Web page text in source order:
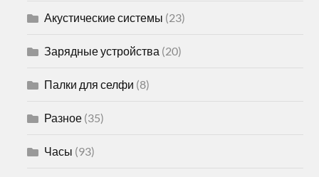
Акустические системы (23)
Зарядные устройства (20)
Палки для селфи (8)
Разное (35)
Часы (93)